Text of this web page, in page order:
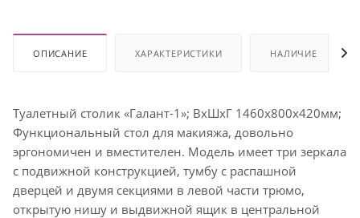
ОПИСАНИЕ ХАРАКТЕРИСТИКИ НАЛИЧИЕ
Туалетный столик «Галант-1»; ВхШхГ 1460х800х420мм;
Функциональный стол для макияжа, довольно
эргономичен и вместителен. Модель имеет три зеркала
с подвижной конструкцией, тумбу с распашной
дверцей и двумя секциями в левой части трюмо,
открытую нишу и выдвижной ящик в центральной